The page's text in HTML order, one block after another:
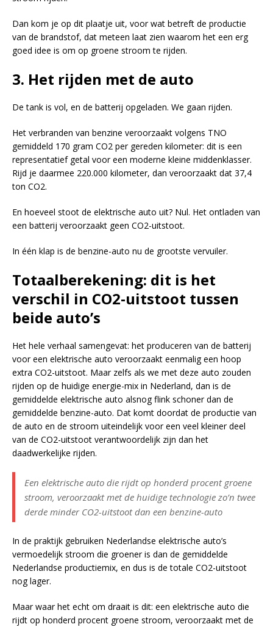
Dan kom je op dit plaatje uit, voor wat betreft de productie
van de brandstof, dat meteen laat zien waarom het een erg
goed idee is om op groene stroom te rijden.
3. Het rijden met de auto
De tank is vol, en de batterij opgeladen. We gaan rijden.
Het verbranden van benzine veroorzaakt volgens TNO
gemiddeld 170 gram CO2 per gereden kilometer: dit is een
representatief getal voor een moderne kleine middenklasser.
Rijd je daarmee 220.000 kilometer, dan veroorzaakt dat 37,4
ton CO2.
En hoeveel stoot de elektrische auto uit? Nul. Het ontladen van
een batterij veroorzaakt geen CO2-uitstoot.
In één klap is de benzine-auto nu de grootste vervuiler.
Totaalberekening: dit is het
verschil in CO2-uitstoot tussen
beide auto’s
Het hele verhaal samengevat: het produceren van de batterij
voor een elektrische auto veroorzaakt eenmalig een hoop
extra CO2-uitstoot. Maar zelfs als we met deze auto zouden
rijden op de huidige energie-mix in Nederland, dan is de
gemiddelde elektrische auto alsnog flink schoner dan de
gemiddelde benzine-auto. Dat komt doordat de productie van
de auto en de stroom uiteindelijk voor een veel kleiner deel
van de CO2-uitstoot verantwoordelijk zijn dan het
daadwerkelijke rijden.
Een elektrische auto die rijdt op honderd procent groene
stroom, veroorzaakt met de huidige technologie zo’n twee
derde minder CO2-uitstoot dan een benzine-auto
In de praktijk gebruiken Nederlandse elektrische auto’s
vermoedelijk stroom die groener is dan de gemiddelde
Nederlandse productiemix, en dus is de totale CO2-uitstoot
nog lager.
Maar waar het echt om draait is dit: een elektrische auto die
rijdt op honderd procent groene stroom, veroorzaakt met de